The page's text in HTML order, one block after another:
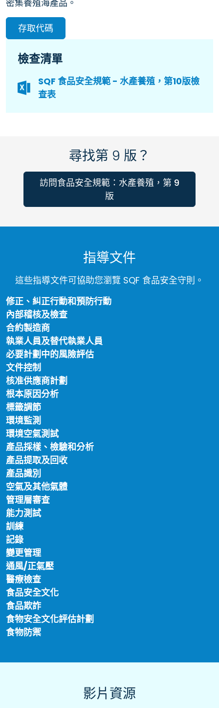
密集養殖海產品。
存取代碼
檢查清單
SQF 食品安全規範 - 水產養殖，第10版檢
查表
尋找第 9 版？
訪問食品安全規範：水產養殖，第 9
版
指導文件
這些指導文件可協助您瀏覽 SQF 食品安全守則。
修正、糾正行動和預防行動
內部稽核及檢查
合約製造商
執業人員及替代執業人員
必要計劃中的風險評估
文件控制
核准供應商計劃
根本原因分析
標籤調節
環境監測
環境空氣測試
產品採樣、檢驗和分析
產品提取及回收
產品識別
空氣及其他氣體
管理層審查
能力測試
訓練
記錄
變更管理
通風/正氣壓
醫療檢查
食品安全文化
食品欺詐
食物安全文化評估計劃
食物防禦
影片資源